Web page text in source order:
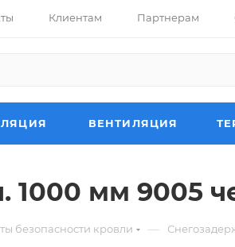
Клиентам Партнерам
ВЕНТИЛЯЦИЯ
1000 мм 9005
безопасности кровли —